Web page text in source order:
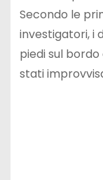
Secondo le
investigatori, i
piedi sul
stati